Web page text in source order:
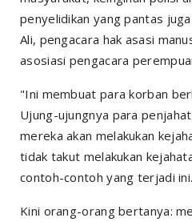
penyelidikan yang pantas
Ali, pengacara hak asasi
asosiasi pengacara
"Ini membuat para korban
Ujung-ujungnya para
mereka akan melakukan
tidak takut melakukan
contoh-contoh yang terjadi
Kini orang-orang bertanya: